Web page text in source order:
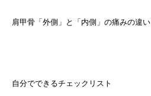
肩甲骨「外側」と「内側」の痛みの違い
自分でできるチェックリスト